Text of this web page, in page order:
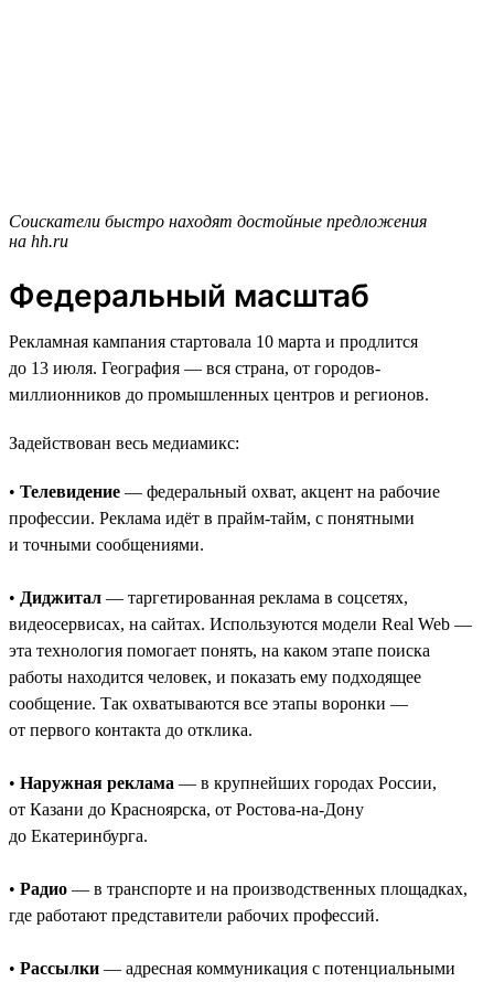
Соискатели быстро находят достойные предложения
на hh.ru
Федеральный масштаб
Рекламная кампания стартовала 10 марта и продлится
до 13 июля. География — вся страна, от городов-
миллионников до промышленных центров и регионов.
Задействован весь медиамикс:
• Телевидение — федеральный охват, акцент на рабочие
профессии. Реклама идёт в прайм-тайм, с понятными
и точными сообщениями.
• Диджитал — таргетированная реклама в соцсетях,
видеосервисах, на сайтах. Используются модели Real Web —
эта технология помогает понять, на каком этапе поиска
работы находится человек, и показать ему подходящее
сообщение. Так охватываются все этапы воронки —
от первого контакта до отклика.
• Наружная реклама — в крупнейших городах России,
от Казани до Красноярска, от Ростова-на-Дону
до Екатеринбурга.
• Радио — в транспорте и на производственных площадках,
где работают представители рабочих профессий.
• Рассылки — адресная коммуникация с потенциальными